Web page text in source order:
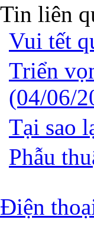
Tin liên
Vui tết
Triển
(04/06/
Tại sao
Phẫu
Điện